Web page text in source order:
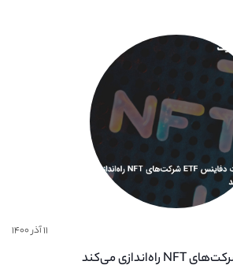
۱۱ آذر ۱۴۰۰